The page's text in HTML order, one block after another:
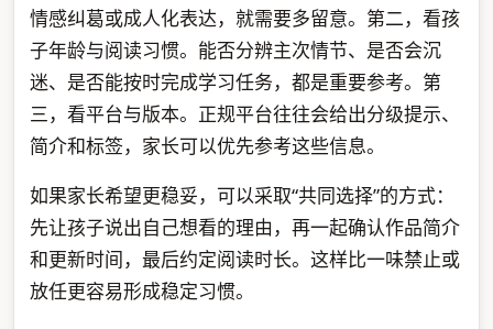
情感纠葛或成人化表达，就需要多留意。第二，看孩
子年龄与阅读习惯。能否分辨主次情节、是否会沉
迷、是否能按时完成学习任务，都是重要参考。第
三，看平台与版本。正规平台往往会给出分级提示、
简介和标签，家长可以优先参考这些信息。
如果家长希望更稳妥，可以采取“共同选择”的方式：
先让孩子说出自己想看的理由，再一起确认作品简介
和更新时间，最后约定阅读时长。这样比一味禁止或
放任更容易形成稳定习惯。